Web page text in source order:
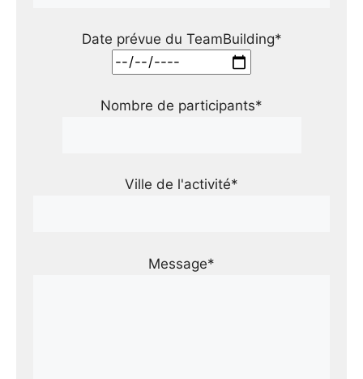
Date prévue du TeamBuilding*
Nombre de participants*
Ville de l'activité*
Message*